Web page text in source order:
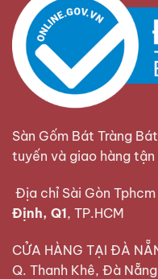
Sàn Gốm Bát Tràng
tuyến và giao hàng tận
Địa chỉ Sài Gòn
Định, Q1, TP.HCM
CỬA HÀNG TẠI ĐÀ
Q. Thanh Khê, Đà Nẵng